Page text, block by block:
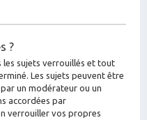
?
les sujets verrouillés et tout
Les sujets peuvent être
un modérateur ou un
accordées par
verrouiller vos propres